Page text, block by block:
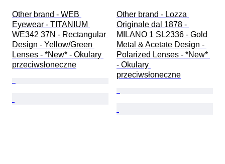
Other brand - WEB
Eyewear - TITANIUM
WE342 37N - Rectangular
Design - Yellow/Green
Lenses - *New* - Okulary
przeciwsłoneczne
Other brand - Lozza
Originale dal 1878 -
MILANO 1 SL2336 - Gold
Metal & Acetate Design -
Polarized Lenses - *New*
- Okulary
przeciwsłoneczne